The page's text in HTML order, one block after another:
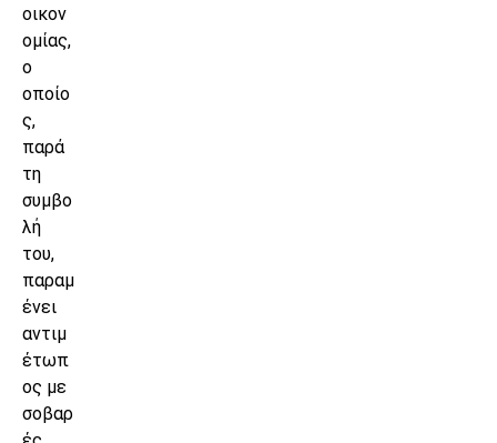
οικον
ομίας,
ο
οποίο
ς,
παρά
τη
συμβο
λή
του,
παραμ
ένει
αντιμ
έτωπ
ος με
σοβαρ